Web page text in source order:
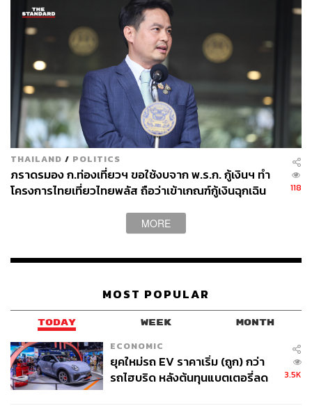
1. ปรับปรุงเงื่อนไขการนับจำนวนการผลิตชดเชย โดยในส่วน
ของการผลิตชดเชยเพื่อส่งออก ให้นับ การส่งออก 1 คัน
เป็นการผลิตชดเชย 1.5 คัน เพื่อจูงใจให้ผู้ประกอบการส่งออก
เพิ่มเติม และป้องกันปัญหา การผลิตล้นตลาดในประเทศ
(Oversupply) ซึ่งจะกระทบต่อตลาดรถยนต์โดยรวม รวมถึง
ขยายเวลาให้ส่งออกและส่งหลักฐานการส่งออกได้ถึงวันที่ 30
มิถุนายนปีถัดไป
2. เพิ่มทางเลือกในการออกจากมาตรการ EV3 และ EV3.5
สำหรับรถยนต์ไฟฟ้าที่นำเข้ามาจำหน่ายแล้ว แต่ยังไม่ได้รับ
เงินอุดหนุน ให้สามารถจ่ายส่วนต่างภาษีสรรพสามิตที่ได้รับ
การลดหย่อนคืน พร้อมเบี้ยปรับ และเงินเพิ่ม เพื่อลดยอดที่ต้อง
นำไปคำนวณการผลิตชดเชย
นอกจากนี้ บอร์ดอีวี ได้รับทราบรายงานผลการสนับสนุน
อุตสาหกรรมยานยนต์ไฟฟ้า โดยในช่วง 9 เดือน ปี 2568
(มกราคม – กันยายน) มียอดจดทะเบียนยานยนต์ไฟฟ้าเติบโต
ต่อเนื่อง โดยเฉพาะ BEV ที่เพิ่มขึ้นจากช่วงเดียวกันของปีก่อน
มากถึงร้อยละ 59 จำนวน 87,112 คัน และมียอดจดทะเบียน
THAILAND / POLITICS
ภราดรมอง ก.ท่องเที่ยวฯ ขอใช้งบจาก พ.ร.ก. กู้เงินฯ ทำ
โครงการไทยเที่ยวไทยพลัส ถือว่าเข้าเกณฑ์กู้เงินฉุกเฉิน
118
MORE
MOST POPULAR
TODAY WEEK MONTH
ECONOMIC
ยุคใหม่รถ EV ราคาเริ่ม (ถูก) กว่า
รถไฮบริด หลังต้นทุนแบตเตอรี่ลด
3.5K